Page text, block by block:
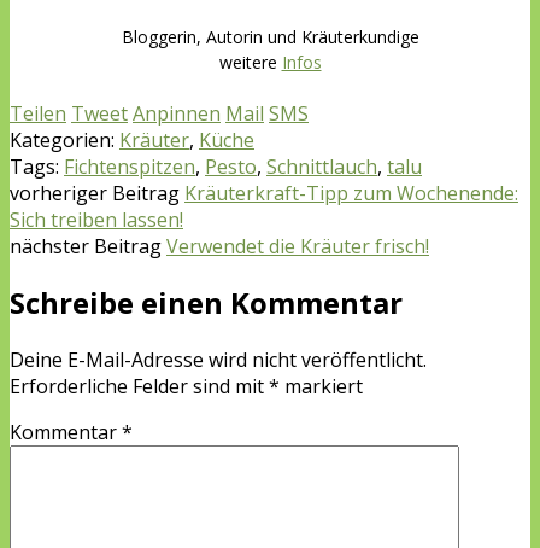
Bloggerin, Autorin und Kräuterkundige
weitere Infos
Teilen TweetAnpinnen Mail SMS
Kategorien: Kräuter, Küche
Tags: Fichtenspitzen, Pesto, Schnittlauch, talu
vorheriger Beitrag Kräuterkraft-Tipp zum Wochenende:
Sich treiben lassen!
nächster BeitragVerwendet die Kräuter frisch!
Schreibe einen Kommentar
Deine E-Mail-Adresse wird nicht veröffentlicht.
Erforderliche Felder sind mit* markiert
Kommentar*